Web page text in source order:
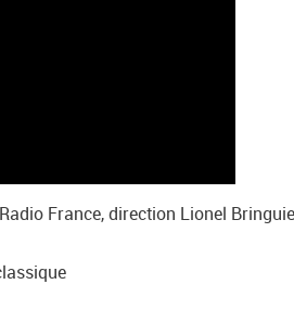
France, direction Lionel